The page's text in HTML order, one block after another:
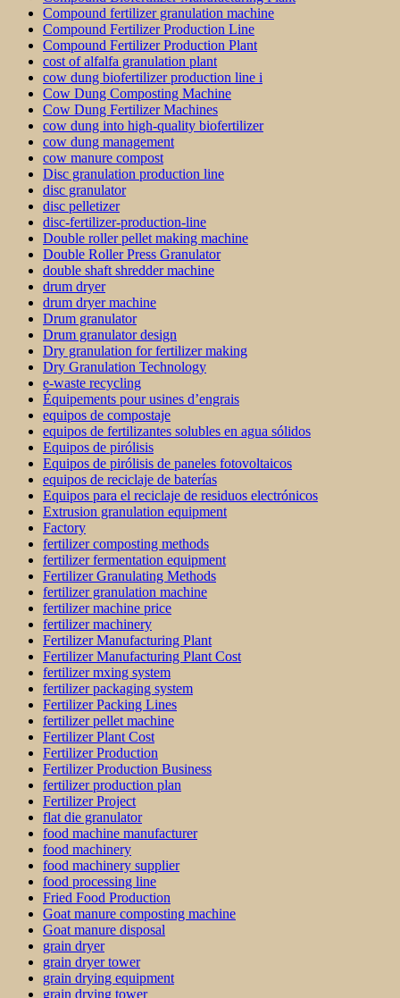
Compound fertilizer granulation machine
Compound Fertilizer Production Line
Compound Fertilizer Production Plant
cost of alfalfa granulation plant
cow dung biofertilizer production line i
Cow Dung Composting Machine
Cow Dung Fertilizer Machines
cow dung into high-quality biofertilizer
cow dung management
cow manure compost
Disc granulation production line
disc granulator
disc pelletizer
disc-fertilizer-production-line
Double roller pellet making machine
Double Roller Press Granulator
double shaft shredder machine
drum dryer
drum dryer machine
Drum granulator
Drum granulator design
Dry granulation for fertilizer making
Dry Granulation Technology
e-waste recycling
Équipements pour usines d’engrais
equipos de compostaje
equipos de fertilizantes solubles en agua sólidos
Equipos de pirólisis
Equipos de pirólisis de paneles fotovoltaicos
equipos de reciclaje de baterías
Equipos para el reciclaje de residuos electrónicos
Extrusion granulation equipment
Factory
fertilizer composting methods
fertilizer fermentation equipment
Fertilizer Granulating Methods
fertilizer granulation machine
fertilizer machine price
fertilizer machinery
Fertilizer Manufacturing Plant
Fertilizer Manufacturing Plant Cost
fertilizer mxing system
fertilizer packaging system
Fertilizer Packing Lines
fertilizer pellet machine
Fertilizer Plant Cost
Fertilizer Production
Fertilizer Production Business
fertilizer production plan
Fertilizer Project
flat die granulator
food machine manufacturer
food machinery
food machinery supplier
food processing line
Fried Food Production
Goat manure composting machine
Goat manure disposal
grain dryer
grain dryer tower
grain drying equipment
grain drying tower